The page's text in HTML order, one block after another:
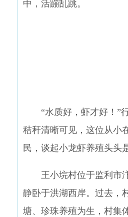
中，活蹦乱跳。
“水质好，虾才好！”
秸秆清晰可见，这位从小
民，谈起小龙虾养殖头头
王小垸村位于监利市
静卧于洪湖西岸。过去，
塘、珍珠养殖为生，村集